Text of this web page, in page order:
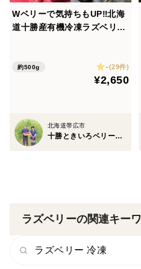
Wベリーで気持ちもUP‼北海
道十勝産有機冷凍ラズベリー
約500g -(29件)
¥2,650
北海道帯広市
十勝ときいろベリーファーム
ラズベリーの関連キー
ラズベリー 冷凍